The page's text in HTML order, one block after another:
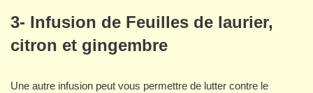
3- Infusion de Feuilles de laurier,
citron et gingembre
Une autre infusion peut vous permettre de lutter contre le